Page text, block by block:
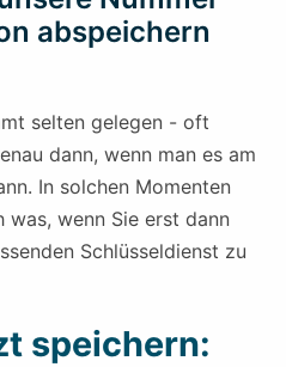
abspeichern
selten gelegen - oft
dann, wenn man es am
In solchen Momenten
was, wenn Sie erst dann
Schlüsseldienst zu
speichern: